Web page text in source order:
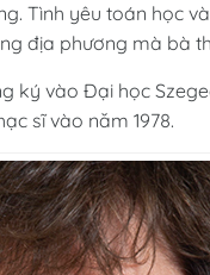
Tình yêu toán học
địa phương mà bà
ký vào Đại học
sĩ vào năm 1978.